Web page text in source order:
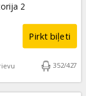
2
Pirkt biļeti
352/427